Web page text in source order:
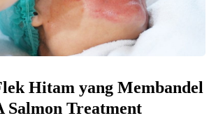
Hitam yang Membandel
Salmon Treatment